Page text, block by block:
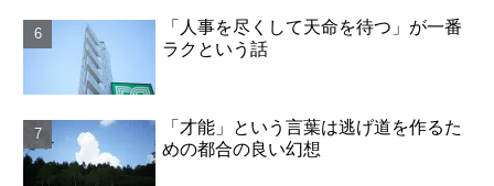
「人事を尽くして天命を待つ」が一番
ラクという話
「才能」という言葉は逃げ道を作るた
めの都合の良い幻想